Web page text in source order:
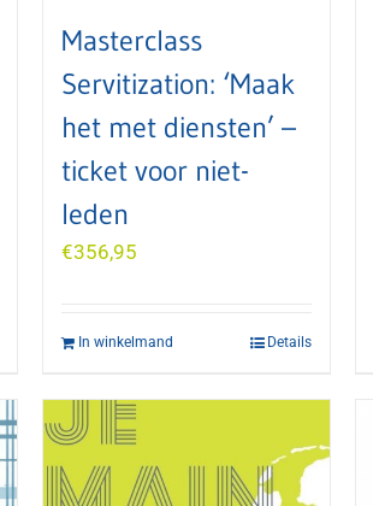
Masterclass
Servitization: ‘Maak
het met diensten’ –
ticket voor niet-
leden
€356,95
In winkelmand Details